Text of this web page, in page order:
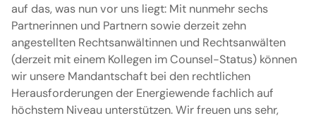
auf das, was nun vor uns liegt: Mit nunmehr sechs
Partnerinnen und Partnern sowie derzeit zehn
angestellten Rechtsanwältinnen und Rechtsanwälten
(derzeit mit einem Kollegen im Counsel-Status) können
wir unsere Mandantschaft bei den rechtlichen
Herausforderungen der Energiewende fachlich auf
höchstem Niveau unterstützen. Wir freuen uns sehr,